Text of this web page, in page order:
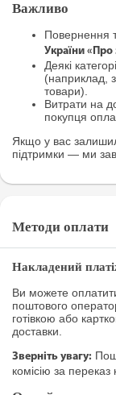
Важливо
Повернення
України «Про
Деякі
(наприклад,
товари).
Витрати на
покупця
Якщо у вас
підтримки — ми
Методи оплати
Накладений
Ви можете
поштового
готівкою або
доставки.
Зверніть увагу:
комісію за переказ